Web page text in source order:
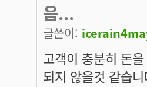
음...
글쓴이:
고객이 충분히 돈
되지 않을것 같습